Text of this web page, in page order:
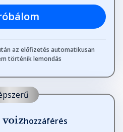
az előfizetés automatikusan
történik lemondás
hozzáférés